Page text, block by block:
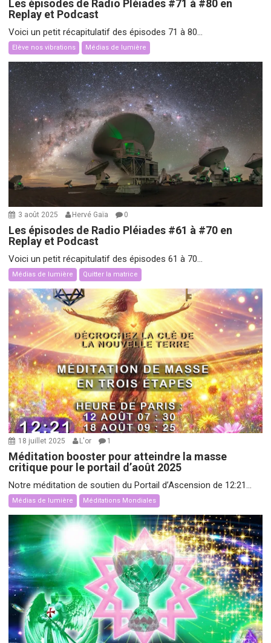
Les épisodes de Radio Pléiades #71 à #80 en
Replay et Podcast
Voici un petit récapitulatif des épisodes 71 à 80...
Elève nos vibrations Médias de lumière
3 août 2025 Hervé Gaïa 0
Les épisodes de Radio Pléiades #61 à #70 en
Replay et Podcast
Voici un petit récapitulatif des épisodes 61 à 70...
Médias de lumière Quitter la matrice
18 juillet 2025 L'or 1
Méditation booster pour atteindre la masse
critique pour le portail d’août 2025
Notre méditation de soutien du Portail d’Ascension de 12:21...
Médias de lumière Méditations Mondiales